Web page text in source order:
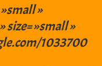
»
size= »small »
1033700